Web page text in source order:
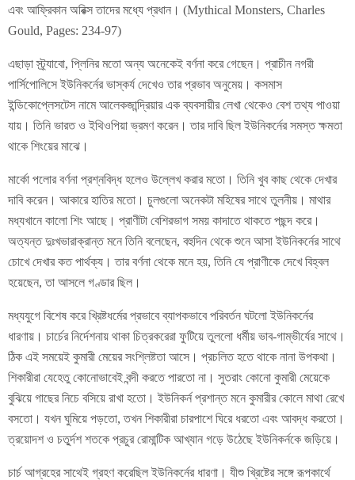
এবং আফ্রিকান অরিক্স তাদের মধ্যে প্রধান। (Mythical Monsters, Charles
Gould, Pages: 234-97)
এছাড়া স্ট্র্যাবো, প্লিনির মতো অন্য অনেকেই বর্ণনা করে গেছেন। প্রাচীন নগরী
পার্সিপোলিসে ইউনিকর্নের ভাস্কর্য দেখেও তার প্রভাব অনুমেয়। কসমাস
ইন্ডিকোপ্লেসটেস নামে আলেকজান্দ্রিয়ার এক ব্যবসায়ীর লেখা থেকেও বেশ তথ্য পাওয়া
যায়। তিনি ভারত ও ইথিওপিয়া ভ্রমণ করেন। তার দাবি ছিল ইউনিকর্নের সমস্ত ক্ষমতা
থাকে শিংয়ের মাঝে।
মার্কো পলোর বর্ণনা প্রশ্নবিদ্ধ হলেও উল্লেখ করার মতো। তিনি খুব কাছ থেকে দেখার
দাবি করেন। আকারে হাতির মতো। চুলগুলো অনেকটা মহিষের সাথে তুলনীয়। মাথার
মধ্যখানে কালো শিং আছে। প্রাণীটা বেশিরভাগ সময় কাদাতে থাকতে পছন্দ করে।
অত্যন্ত দুঃখভারাক্রান্ত মনে তিনি বলেছেন, বহুদিন থেকে শুনে আসা ইউনিকর্নের সাথে
চোখে দেখার কত পার্থক্য। তার বর্ণনা থেকে মনে হয়, তিনি যে প্রাণীকে দেখে বিহ্বল
হয়েছেন, তা আসলে গণ্ডার ছিল।
মধ্যযুগে বিশেষ করে খ্রিষ্টধর্মের প্রভাবে ব্যাপকভাবে পরিবর্তন ঘটলো ইউনিকর্নের
ধারণায়। চার্চের নির্দেশনায় থাকা চিত্রকরেরা ফুটিয়ে তুললো ধর্মীয় ভাব-গাম্ভীর্যের সাথে।
ঠিক এই সময়েই কুমারী মেয়ের সংশ্লিষ্টতা আসে। প্রচলিত হতে থাকে নানা উপকথা।
শিকারীরা যেহেতু কোনোভাবেই বন্দী করতে পারতো না। সুতরাং কোনো কুমারী মেয়েকে
বুঝিয়ে গাছের নিচে বসিয়ে রাখা হতো। ইউনিকর্ন প্রশান্ত মনে কুমারীর কোলে মাথা রেখে
বসতো। যখন ঘুমিয়ে পড়তো, তখন শিকারীরা চারপাশে ঘিরে ধরতো এবং আবদ্ধ করতো।
ত্রয়োদশ ও চতু্র্দশ শতকে প্রচুর রোমান্টিক আখ্যান গড়ে উঠেছে ইউনিকর্নকে জড়িয়ে।
চার্চ আগ্রহের সাথেই গ্রহণ করেছিল ইউনিকর্নের ধারণা। যীশু খ্রিষ্টের সঙ্গে রূপকার্থে